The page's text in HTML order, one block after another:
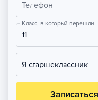
Телефон
Класс, в который перешли
11
Я старшеклассник